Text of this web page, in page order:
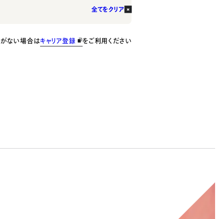
全てをクリア
ない場合はキャリア登録 をご利用ください